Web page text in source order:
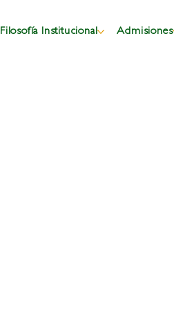
Filosofía Institucional Admisiones